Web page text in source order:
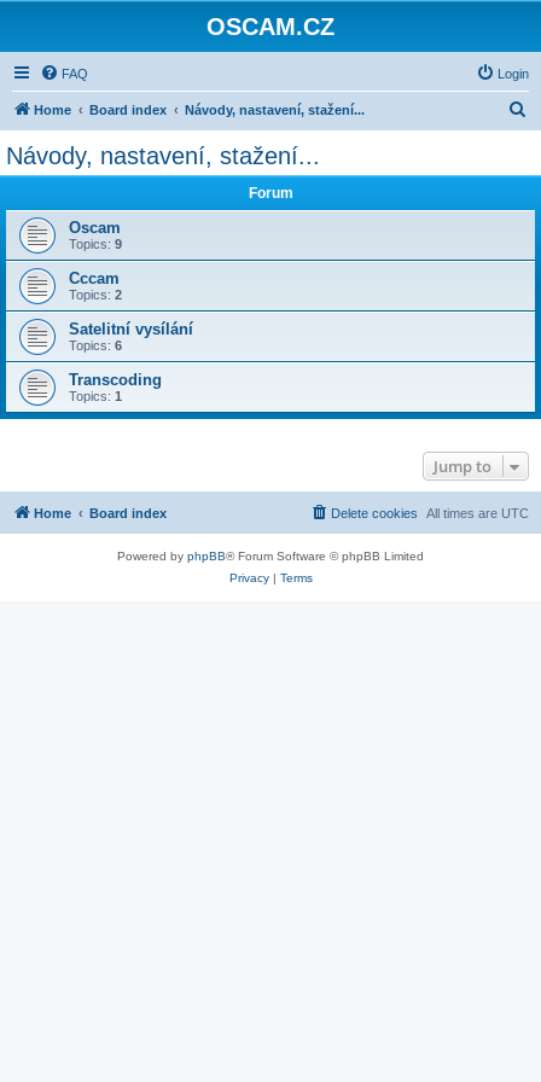
OSCAM.CZ
FAQ Login
Home Board index Návody, nastavení, stažení...
Návody, nastavení, stažení...
Forum
Oscam
Topics: 9
Cccam
Topics: 2
Satelitní vysílání
Topics: 6
Transcoding
Topics: 1
Jump to
Home Board index All times are UTC
Delete cookies
Powered by phpBB® Forum Software © phpBB Limited
Privacy| Terms